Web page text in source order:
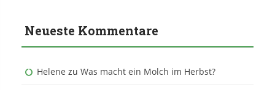
Neueste Kommentare
Helene zu Was macht ein Molch im Herbst?